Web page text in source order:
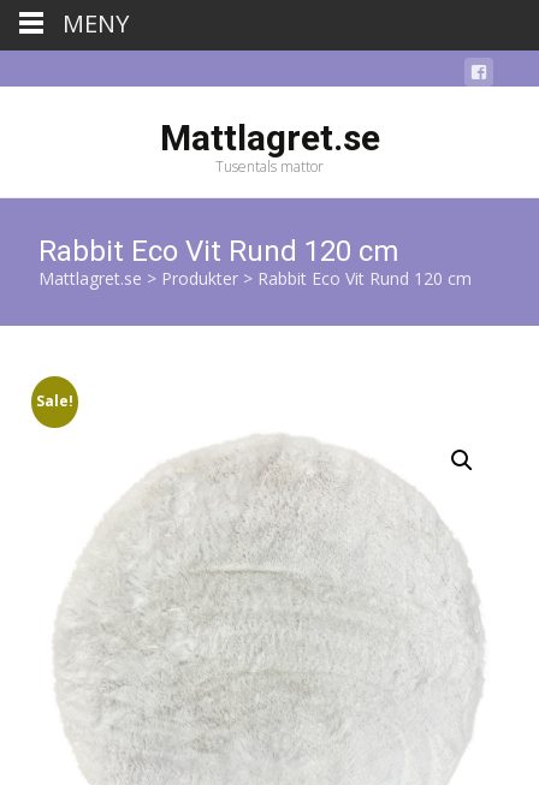
Mattlagret.se
Tusentals mattor
Rabbit Eco Vit Rund 120 cm
Mattlagret.se > Produkter > Rabbit Eco Vit Rund 120 cm
Sale!
MENY